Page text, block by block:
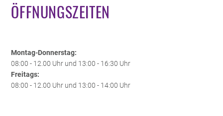
ÖFFNUNGSZEITEN
Montag-Donnerstag:
08:00 - 12.00 Uhr und 13:00 - 16:30 Uhr
Freitags:
08:00 - 12.00 Uhr und 13:00 - 14:00 Uhr